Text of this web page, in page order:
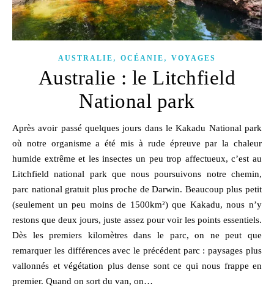
AUSTRALIE , OCÉANIE , VOYAGES
Australie : le Litchfield
National park
Après avoir passé quelques jours dans le Kakadu National park
où notre organisme a été mis à rude épreuve par la chaleur
humide extrême et les insectes un peu trop affectueux, c’est au
Litchfield national park que nous poursuivons notre chemin,
parc national gratuit plus proche de Darwin. Beaucoup plus petit
(seulement un peu moins de 1500km²) que Kakadu, nous n’y
restons que deux jours, juste assez pour voir les points essentiels.
Dès les premiers kilomètres dans le parc, on ne peut que
remarquer les différences avec le précédent parc : paysages plus
vallonnés et végétation plus dense sont ce qui nous frappe en
premier. Quand on sort du van, on…